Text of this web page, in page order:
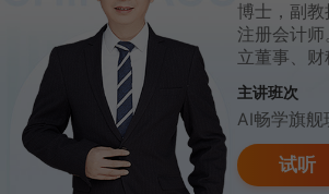
博士，副教
注册会计
立董事、财
主讲班次
AI畅学旗舰
试听